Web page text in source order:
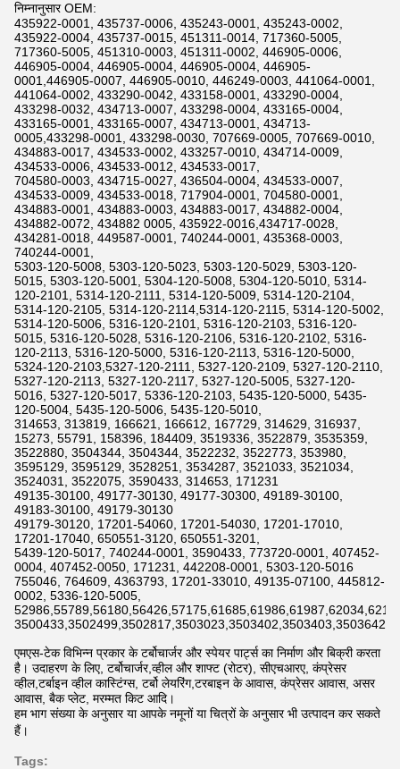
निम्नानुसार OEM:
435922-0001, 435737-0006, 435243-0001, 435243-0002,
435922-0004, 435737-0015, 451311-0014, 717360-5005,
717360-5005, 451310-0003, 451311-0002, 446905-0006,
446905-0004, 446905-0004, 446905-0004, 446905-
0001,446905-0007, 446905-0010, 446249-0003, 441064-0001,
441064-0002, 433290-0042, 433158-0001, 433290-0004,
433298-0032, 434713-0007, 433298-0004, 433165-0004,
433165-0001, 433165-0007, 434713-0001, 434713-
0005,433298-0001, 433298-0030, 707669-0005, 707669-0010,
434883-0017, 434533-0002, 433257-0010, 434714-0009,
434533-0006, 434533-0012, 434533-0017,
704580-0003, 434715-0027, 436504-0004, 434533-0007,
434533-0009, 434533-0018, 717904-0001, 704580-0001,
434883-0001, 434883-0003, 434883-0017, 434882-0004,
434882-0072, 434882 0005, 435922-0016,434717-0028,
434281-0018, 449587-0001, 740244-0001, 435368-0003,
740244-0001,
5303-120-5008, 5303-120-5023, 5303-120-5029, 5303-120-
5015, 5303-120-5001, 5304-120-5008, 5304-120-5010, 5314-
120-2101, 5314-120-2111, 5314-120-5009, 5314-120-2104,
5314-120-2105, 5314-120-2114,5314-120-2115, 5314-120-5002,
5314-120-5006, 5316-120-2101, 5316-120-2103, 5316-120-
5015, 5316-120-5028, 5316-120-2106, 5316-120-2102, 5316-
120-2113, 5316-120-5000, 5316-120-2113, 5316-120-5000,
5324-120-2103,5327-120-2111, 5327-120-2109, 5327-120-2110,
5327-120-2113, 5327-120-2117, 5327-120-5005, 5327-120-
5016, 5327-120-5017, 5336-120-2103, 5435-120-5000, 5435-
120-5004, 5435-120-5006, 5435-120-5010,
314653, 313819, 166621, 166612, 167729, 314629, 316937,
15273, 55791, 158396, 184409, 3519336, 3522879, 3535359,
3522880, 3504344, 3504344, 3522232, 3522773, 353980,
3595129, 3595129, 3528251, 3534287, 3521033, 3521034,
3524031, 3522075, 3590433, 314653, 171231
49135-30100, 49177-30130, 49177-30300, 49189-30100,
49183-30100, 49179-30130
49179-30120, 17201-54060, 17201-54030, 17201-17010,
17201-17040, 650551-3120, 650551-3201,
5439-120-5017, 740244-0001, 3590433, 773720-0001, 407452-
0004, 407452-0050, 171231, 442208-0001, 5303-120-5016
755046, 764609, 4363793, 17201-33010, 49135-07100, 445812-
0002, 5336-120-5005,
एमएस-टेक विभिन्न प्रकार के टर्बोचार्जर और स्पेयर पार्ट्स का निर्माण और बिक्री करता
है। उदाहरण के लिए, टर्बोचार्जर,व्हील और शाफ्ट (रोटर), सीएचआरए, कंप्रेसर
व्हील,टर्बाइन व्हील कास्टिंग्स, टर्बो लेयरिंग,टरबाइन के आवास, कंप्रेसर आवास, असर
आवास, बैक प्लेट, मरम्मत किट आदि।
हम भाग संख्या के अनुसार या आपके नमूनों या चित्रों के अनुसार भी उत्पादन कर सकते
हैं।
Tags: